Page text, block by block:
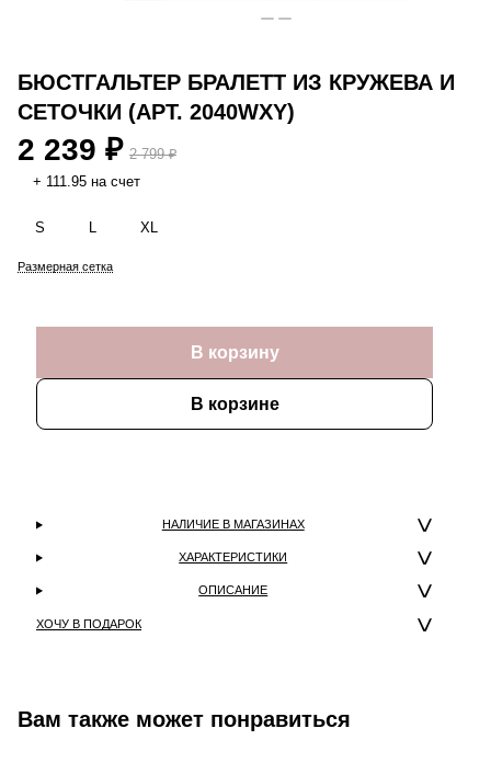
БЮСТГАЛЬТЕР БРАЛЕТТ ИЗ КРУЖЕВА И
СЕТОЧКИ (АРТ. 2040WXY)
2 239 ₽ 2 799 ₽
+ 111.95 на счет
S L XL
Размерная сетка
В корзину
В корзине
НАЛИЧИЕ В МАГАЗИНАХ
ХАРАКТЕРИСТИКИ
ОПИСАНИЕ
ХОЧУ В ПОДАРОК
Вам также может понравиться